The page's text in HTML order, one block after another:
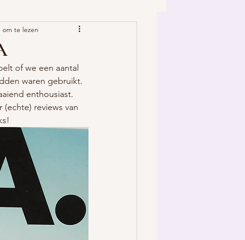
om te lezen
of we een aantal
waren gebruikt.
enthousiast.
reviews van